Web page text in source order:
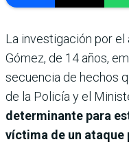
La investigación por el
Gómez, de 14 años,
secuencia de hechos
de la Policía y el
determinante para
víctima de un